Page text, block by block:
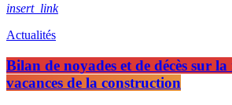
insert_link
Actualités
Bilan de noyades et de décès sur
vacances de la construction